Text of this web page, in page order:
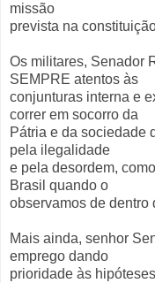
missão
prevista na
Os militares, Senador
SEMPRE atentos às
conjunturas interna e
correr em socorro da
Pátria e da sociedade
pela ilegalidade
e pela desordem,
Brasil quando o
observamos de dentro
Mais ainda, senhor
emprego dando
prioridade às